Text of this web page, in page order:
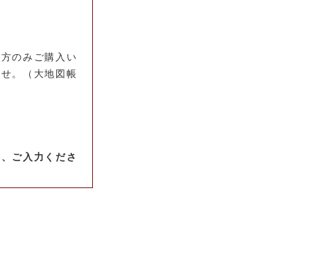
のみご購入い
。（大地図帳
ご入力くださ